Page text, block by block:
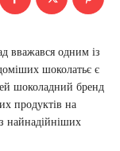
вважався одним із
шоколатьє є
шоколадний бренд
продуктів на
найнадійніших